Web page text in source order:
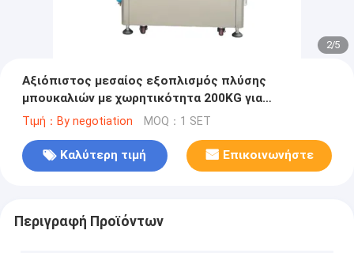
2/5
Αξιόπιστος μεσαίος εξοπλισμός πλύσης
μπουκαλιών με χωρητικότητα 200KG για
βιομηχανικό καθαρισμό
Τιμή：By negotiation MOQ：1 SET
Καλύτερη τιμή Επικοινωνήστε
Περιγραφή Προϊόντων